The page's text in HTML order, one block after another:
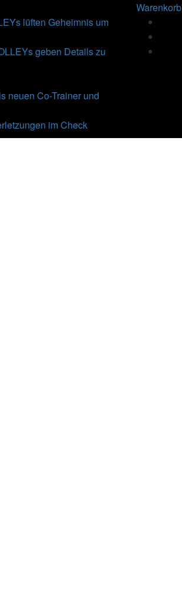
lüften Geheimnis um
geben Details zu
neuen Co-Trainer und
im Check
Warenkorb